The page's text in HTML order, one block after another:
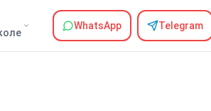
WhatsApp Telegram